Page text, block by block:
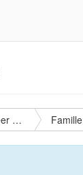
Créer un compte Famille